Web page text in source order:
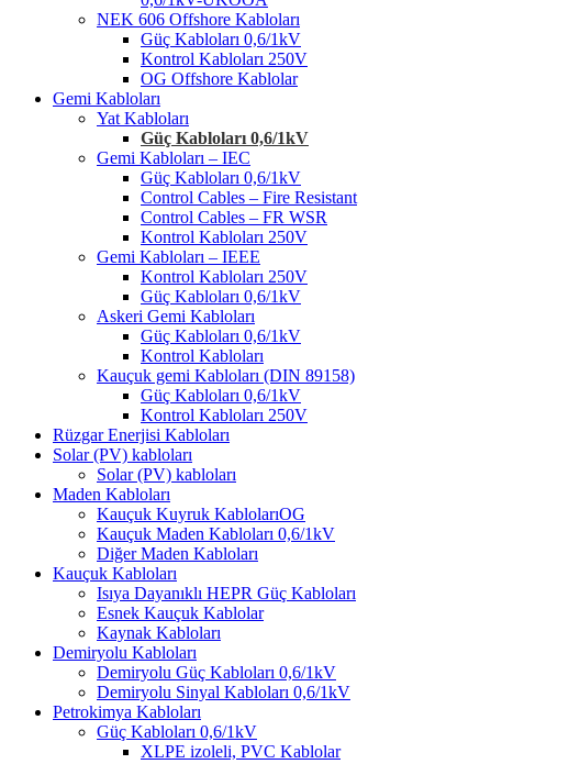
NEK 606 Offshore Kabloları
Güç Kabloları 0,6/1kV
Kontrol Kabloları 250V
OG Offshore Kablolar
Gemi Kabloları
Yat Kabloları
Güç Kabloları 0,6/1kV
Gemi Kabloları – IEC
Güç Kabloları 0,6/1kV
Control Cables – Fire Resistant
Control Cables – FR WSR
Kontrol Kabloları 250V
Gemi Kabloları – IEEE
Kontrol Kabloları 250V
Güç Kabloları 0,6/1kV
Askeri Gemi Kabloları
Güç Kabloları 0,6/1kV
Kontrol Kabloları
Kauçuk gemi Kabloları (DIN 89158)
Güç Kabloları 0,6/1kV
Kontrol Kabloları 250V
Rüzgar Enerjisi Kabloları
Solar (PV) kabloları
Solar (PV) kabloları
Maden Kabloları
Kauçuk Kuyruk KablolarıOG
Kauçuk Maden Kabloları 0,6/1kV
Diğer Maden Kabloları
Kauçuk Kabloları
Isıya Dayanıklı HEPR Güç Kabloları
Esnek Kauçuk Kablolar
Kaynak Kabloları
Demiryolu Kabloları
Demiryolu Güç Kabloları 0,6/1kV
Demiryolu Sinyal Kabloları 0,6/1kV
Petrokimya Kabloları
Güç Kabloları 0,6/1kV
XLPE izoleli, PVC Kablolar